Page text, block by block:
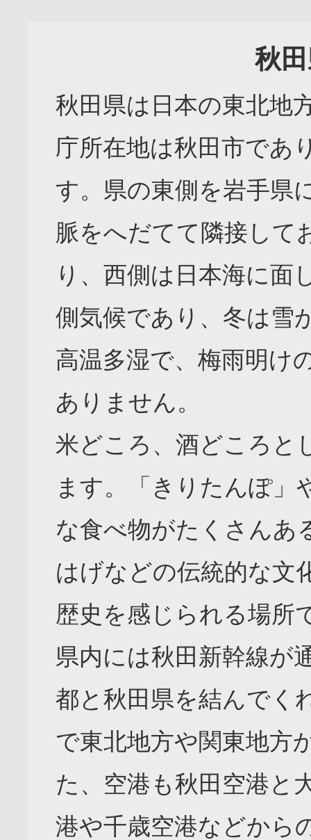
秋
秋田県は日本の東北地
庁所在地は秋田市であ
す。県の東側を岩手県
脈をへだてて隣接して
り、西側は日本海に面
側気候であり、冬は雪
高温多湿で、梅雨明け
ありません。
米どころ、酒どころと
ます。「きりたんぽ」
な食べ物がたくさんあ
はげなどの伝統的な文
歴史を感じられる場所
県内には秋田新幹線が
都と秋田県を結んでく
で東北地方や関東地方
た、空港も秋田空港と
港や千歳空港などから